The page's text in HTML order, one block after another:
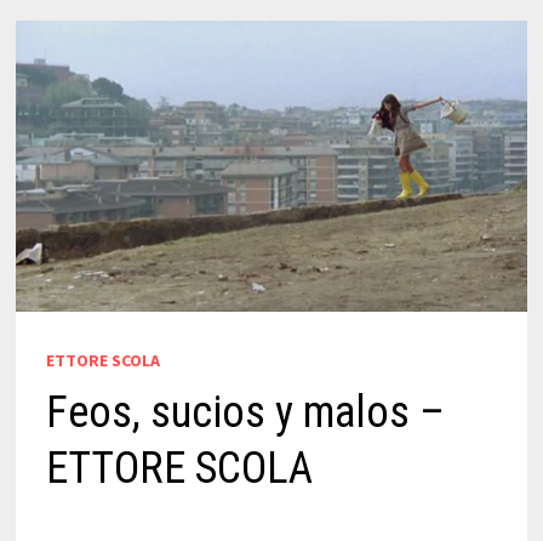
ETTORE SCOLA
Feos, sucios y malos –
ETTORE SCOLA